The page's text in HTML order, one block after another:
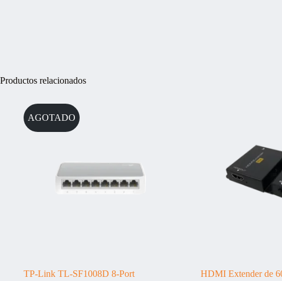
Productos relacionados
AGOTADO
TP-Link TL-SF1008D 8-Port
HDMI Extender de